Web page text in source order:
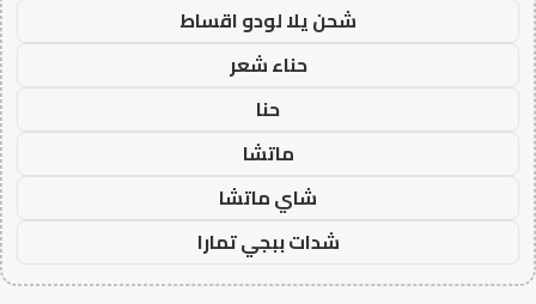
شحن يلا لودو اقساط
حناء شعر
حنا
ماتشا
شاي ماتشا
شدات ببجي تمارا